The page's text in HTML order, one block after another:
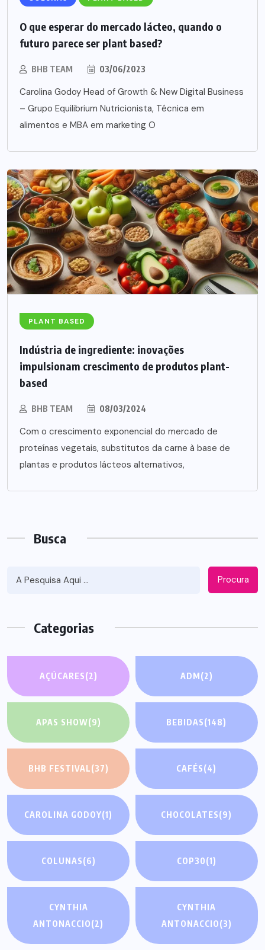
O que esperar do mercado lácteo, quando o
futuro parece ser plant based?
BHB TEAM 03/06/2023
Carolina Godoy Head of Growth & New Digital Business
– Grupo Equilibrium Nutricionista, Técnica em
alimentos e MBA em marketing O
PLANT BASED
Indústria de ingrediente: inovações
impulsionam crescimento de produtos plant-
based
BHB TEAM 08/03/2024
Com o crescimento exponencial do mercado de
proteínas vegetais, substitutos da carne à base de
plantas e produtos lácteos alternativos,
Busca
Procura
Categorias
AÇÚCARES(2) ADM(2)
APAS SHOW(9) BEBIDAS(148)
BHB FESTIVAL(37) CAFÉS(4)
CAROLINA GODOY(1) CHOCOLATES(9)
COLUNAS(6) COP30(1)
CYNTHIA
ANTONACCIO(2)
CYNTHIA
ANTONACCIO(3)